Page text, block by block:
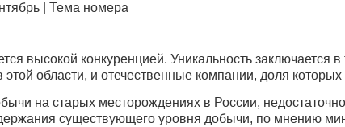
| Тема номера
высокой конкуренцией. Уникальность заключается
области, и отечественные компании, доля которых
на старых месторождениях в России,
существующего уровня добычи, по мнению